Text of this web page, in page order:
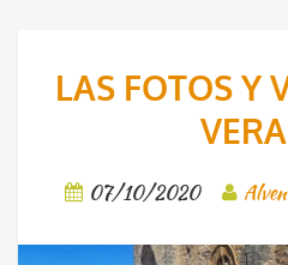
LAS FOTOS Y
07/10/2020